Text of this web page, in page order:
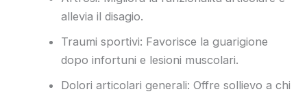
allevia il disagio.
Traumi sportivi: Favorisce la guarigione
dopo infortuni e lesioni muscolari.
Dolori articolari generali: Offre sollievo a chi